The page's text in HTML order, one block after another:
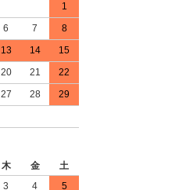
1
6 7
8
13 14
15
20 21
22
27 28
29
木 金
土
3 4
5